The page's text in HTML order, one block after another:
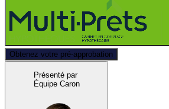
Obtenez votre pré-approbation
Présenté par
Équipe Caron